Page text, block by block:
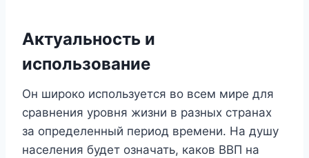
Актуальность и
использование
Он широко используется во всем мире для
сравнения уровня жизни в разных странах
за определенный период времени. На душу
населения будет означать, каков ВВП на